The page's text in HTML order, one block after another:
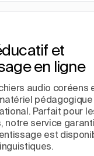
et
en ligne
audio coréens
Parfait pour
notre service
est